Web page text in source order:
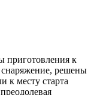
приготовления к
решены
к месту старта